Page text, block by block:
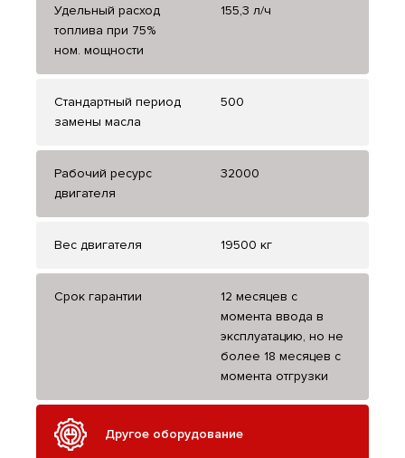
Удельный расход
топлива при 75%
ном. мощности
155,3 л/ч
Стандартный период
замены масла
500
Рабочий ресурс
двигателя
32000
Вес двигателя 19500 кг
Срок гарантии
12 месяцев с
момента ввода в
эксплуатацию, но не
более 18 месяцев с
момента отгрузки
Другое оборудование